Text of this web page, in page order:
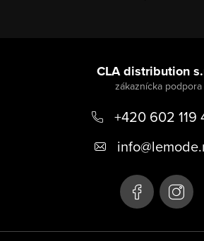
CLA distribution
+420 602 119
info@